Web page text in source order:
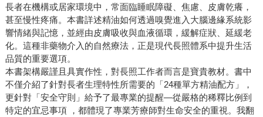
長者在機構或居家環境中，常面臨睡眠障礙、焦慮、皮膚乾癢，
甚至慢性疼痛。本書詳述精油如何透過嗅覺進入大腦邊緣系統影
響情緒與記憶，並經由皮膚吸收與血液循環，緩解症狀、延緩老
化。這種非藥物介入的自然療法，正是現代長照體系中提升生活
品質的重要選項。
本書架構嚴謹且具實作性，對長照工作者而言是寶貴教材。書中
不僅介紹了針對長者生理特性所需要的「24種單方精油配方」，
更針對「安全守則」給予了最專業的提醒—從嚴格的稀釋比例到
特定的宜忌事項 ，都體現了專業芳療師對生命安全的重視。我翻